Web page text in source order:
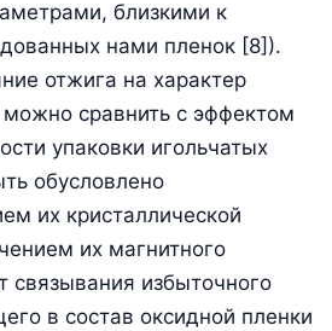
близкими к
нами пленок [8]).
отжига на характер
сравнить с эффектом
упаковки игольчатых
обусловлено
их кристаллической
их магнитного
связывания избыточного
в состав оксидной пленки